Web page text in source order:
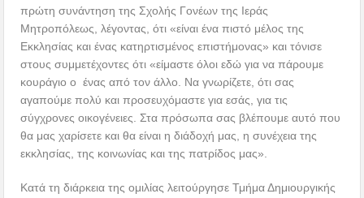
πρώτη συνάντηση της Σχολής Γονέων της Ιεράς
Μητροπόλεως, λέγοντας, ότι «είναι ένα πιστό μέλος της
Εκκλησίας και ένας κατηρτισμένος επιστήμονας» και τόνισε
στους συμμετέχοντες ότι «είμαστε όλοι εδώ για να πάρουμε
κουράγιο ο ένας από τον άλλο. Να γνωρίζετε, ότι σας
αγαπούμε πολύ και προσευχόμαστε για εσάς, για τις
σύγχρονες οικογένειες. Στα πρόσωπα σας βλέπουμε αυτό που
θα μας χαρίσετε και θα είναι η διάδοχή μας, η συνέχεια της
εκκλησίας, της κοινωνίας και της πατρίδος μας».
Κατά τη διάρκεια της ομιλίας λειτούργησε Τμήμα Δημιουργικής